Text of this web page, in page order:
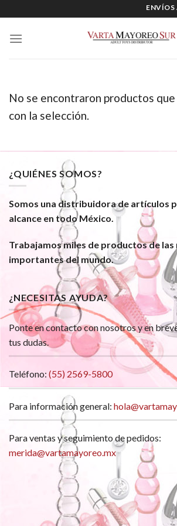
to
content
ENVÍOS
No se encontraron productos
con la selección.
¿QUIÉNES SOMOS?
Somos una distribuidora de artículos
alcance en todo México.
Trabajamos miles de productos de las
importantes del mundo.
¿NECESITAS AYUDA?
Ponte en contacto con nosotros y en
tus dudas.
Teléfono: (55) 2569-5800
Para información general:
Para ventas y seguimiento de pedidos:
merida@vartamayoreo.mx